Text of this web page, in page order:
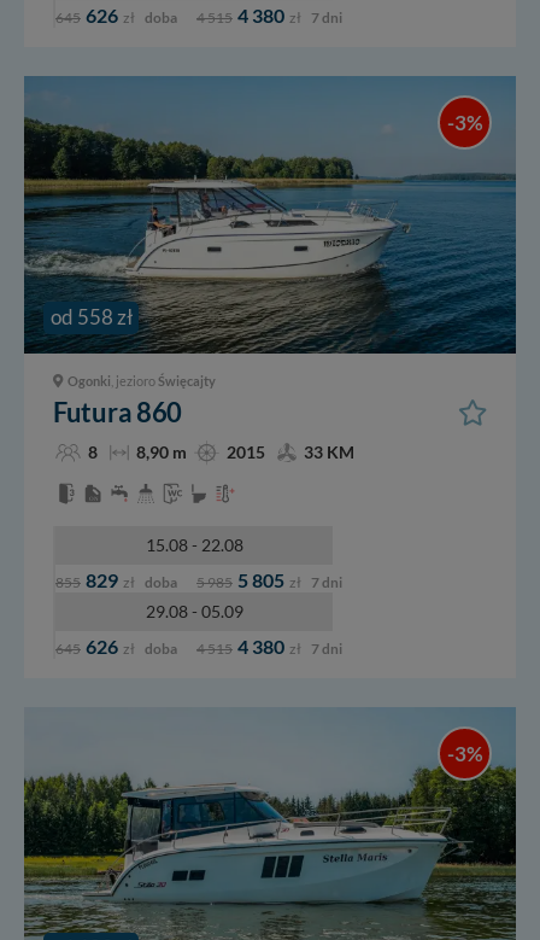
645 626 zł doba 4 515 4 380 zł 7 dni
-3%
od 558 zł
Ogonki , jezioro Święcajty
Futura 860
8 8,90 m 2015 33 KM
15.08 - 22.08
855 829 zł doba 5 985 5 805 zł 7 dni
29.08 - 05.09
645 626 zł doba 4 515 4 380 zł 7 dni
-3%